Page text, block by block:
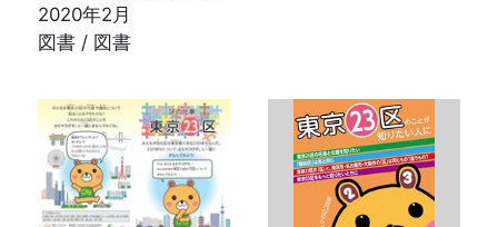
2020年2月
図書 / 図書